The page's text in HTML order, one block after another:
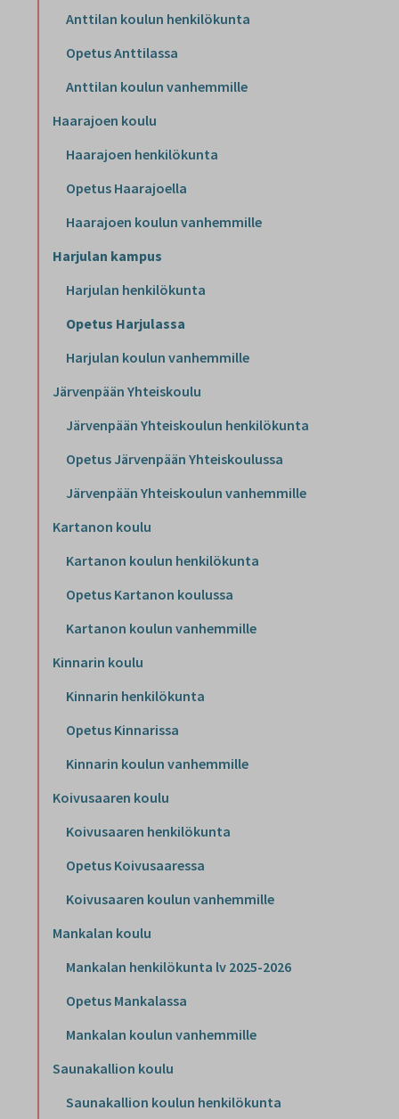
Anttilan koulun henkilökunta
Opetus Anttilassa
Anttilan koulun vanhemmille
Haarajoen koulu
Haarajoen henkilökunta
Opetus Haarajoella
Haarajoen koulun vanhemmille
Harjulan kampus
Harjulan henkilökunta
Opetus Harjulassa
Harjulan koulun vanhemmille
Järvenpään Yhteiskoulu
Järvenpään Yhteiskoulun henkilökunta
Opetus Järvenpään Yhteiskoulussa
Järvenpään Yhteiskoulun vanhemmille
Kartanon koulu
Kartanon koulun henkilökunta
Opetus Kartanon koulussa
Kartanon koulun vanhemmille
Kinnarin koulu
Kinnarin henkilökunta
Opetus Kinnarissa
Kinnarin koulun vanhemmille
Koivusaaren koulu
Koivusaaren henkilökunta
Opetus Koivusaaressa
Koivusaaren koulun vanhemmille
Mankalan koulu
Mankalan henkilökunta lv 2025-2026
Opetus Mankalassa
Mankalan koulun vanhemmille
Saunakallion koulu
Saunakallion koulun henkilökunta